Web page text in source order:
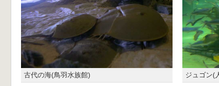
古代の海(鳥羽水族館) ジュゴン(